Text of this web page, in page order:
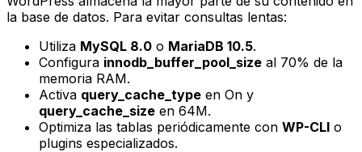
la base de datos. Para evitar consultas lentas:
Utiliza MySQL 8.0 o MariaDB 10.5.
Configura innodb_buffer_pool_size al 70% de la
memoria RAM.
Activa query_cache_type en On y
query_cache_size en 64M.
Optimiza las tablas periódicamente con WP-CLI o
plugins especializados.